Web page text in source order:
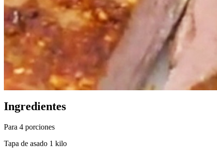
Ingredientes
Para 4 porciones
Tapa de asado 1 kilo